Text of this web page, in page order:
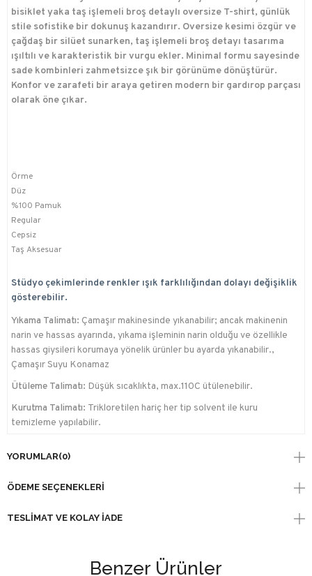
bisiklet yaka taş işlemeli broş detaylı oversize T-shirt, günlük
stile sofistike bir dokunuş kazandırır. Oversize kesimi özgür ve
çağdaş bir silüet sunarken, taş işlemeli broş detayı tasarıma
ışıltılı ve karakteristik bir vurgu ekler. Minimal formu sayesinde
sade kombinleri zahmetsizce şık bir görünüme dönüştürür.
Konfor ve zarafeti bir araya getiren modern bir gardırop parçası
olarak öne çıkar.
Örme
Düz
%100 Pamuk
Regular
Cepsiz
Taş Aksesuar
Stüdyo çekimlerinde renkler ışık farklılığından dolayı değişiklik
gösterebilir.
Yıkama Talimatı: Çamaşır makinesinde yıkanabilir; ancak makinenin
narin ve hassas ayarında, yıkama işleminin narin olduğu ve özellikle
hassas giysileri korumaya yönelik ürünler bu ayarda yıkanabilir.,
Çamaşır Suyu Konamaz
Ütüleme Talimatı: Düşük sıcaklıkta, max.110C ütülenebilir.
Kurutma Talimatı: Trikloretilen hariç her tip solvent ile kuru
temizleme yapılabilir.
YORUMLAR(0)
ÖDEME SEÇENEKLERI
TESLIMAT VE KOLAY İADE
Benzer Ürünler